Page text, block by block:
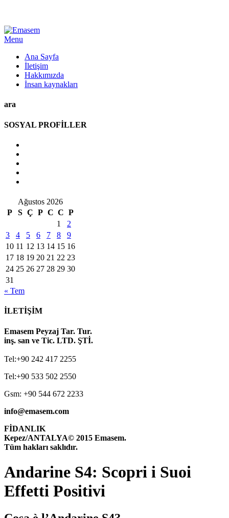
Menu
Ana Sayfa
İletişim
Hakkımızda
İnsan kaynakları
ara
SOSYAL PROFİLLER
Ağustos 2026
P
S Ç P C C P
1
2
3
4 5 6 7 8
9
10 11 12 13 14 15 16
17 18 19 20 21 22 23
24 25 26 27 28 29 30
31
« Tem
İLETİŞİM
Emasem Peyzaj Tar. Tur.
inş. san ve Tic. LTD. ŞTİ.
Tel:+90 242 417 2255
Tel:+90 533 502 2550
Gsm: +90 544 672 2233
info@emasem.com
FİDANLIK
Kepez/ANTALYA© 2015 Emasem.
Tüm hakları saklıdır.
Andarine S4: Scopri i Suoi
Effetti Positivi